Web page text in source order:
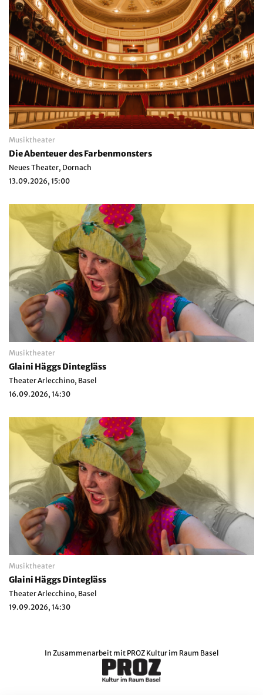
Musiktheater
Die Abenteuer des Farbenmonsters
Neues Theater, Dornach
13.09.2026, 15:00
Musiktheater
Glaini Häggs Dintegläss
Theater Arlecchino, Basel
16.09.2026, 14:30
Musiktheater
Glaini Häggs Dintegläss
Theater Arlecchino, Basel
19.09.2026, 14:30
In Zusammenarbeit mit PROZ Kultur im Raum Basel